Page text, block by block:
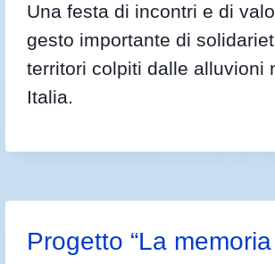
Una festa di incontri e di
gesto importante di
territori colpiti dalle alluvioni
Italia.
Progetto “La